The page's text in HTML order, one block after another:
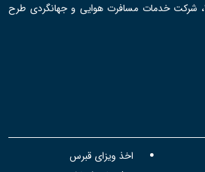
۲۲۳۰، طبقه اول، واحد ۱۰، شرکت خدمات مسافرت هوایی و جهانگردی طرح
اخذ ویزای قبرس